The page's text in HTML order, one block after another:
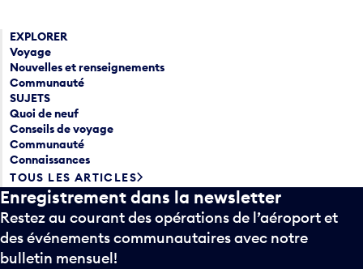
EXPLORER
Voyage
Nouvelles et renseignements
Communauté
SUJETS
Quoi de neuf
Conseils de voyage
Communauté
Connaissances
TOUS LES ARTICLES
Enregistrement dans la newsletter
Restez au courant des opérations de l’aéroport et
des événements communautaires avec notre
bulletin mensuel!